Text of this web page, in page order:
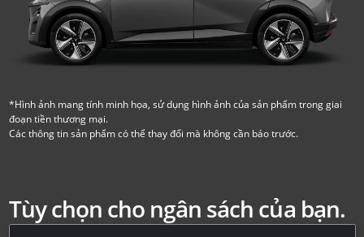
*Hình ảnh mang tính minh họa, sử dụng hình ảnh của sản phẩm trong giai
đoạn tiền thương mại.
Các thông tin sản phẩm có thể thay đổi mà không cần báo trước.
Tùy chọn cho ngân sách của bạn.